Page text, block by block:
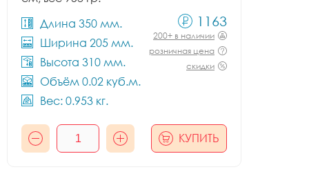
Длина 350 мм.
Ширина 205 мм.
Высота 310 мм.
Объём 0.02 куб.м.
Вес: 0.953 кг.
1163
200+ в наличии
розничная цена
скидки
КУПИТЬ